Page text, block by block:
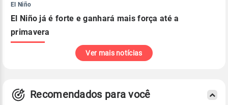
El Niño
El Niño já é forte e ganhará mais força até a
primavera
Ver mais notícias
Recomendados para você